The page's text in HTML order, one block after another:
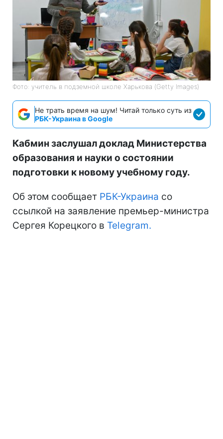
Фото: учитель в подземной школе Харькова (Getty Images)
Не трать время на шум! Читай только суть из
РБК-Украина в Google
Кабмин заслушал доклад Министерства
образования и науки о состоянии
подготовки к новому учебному году.
Об этом сообщает РБК-Украина со
ссылкой на заявление премьер-министра
Сергея Корецкого в Telegram.